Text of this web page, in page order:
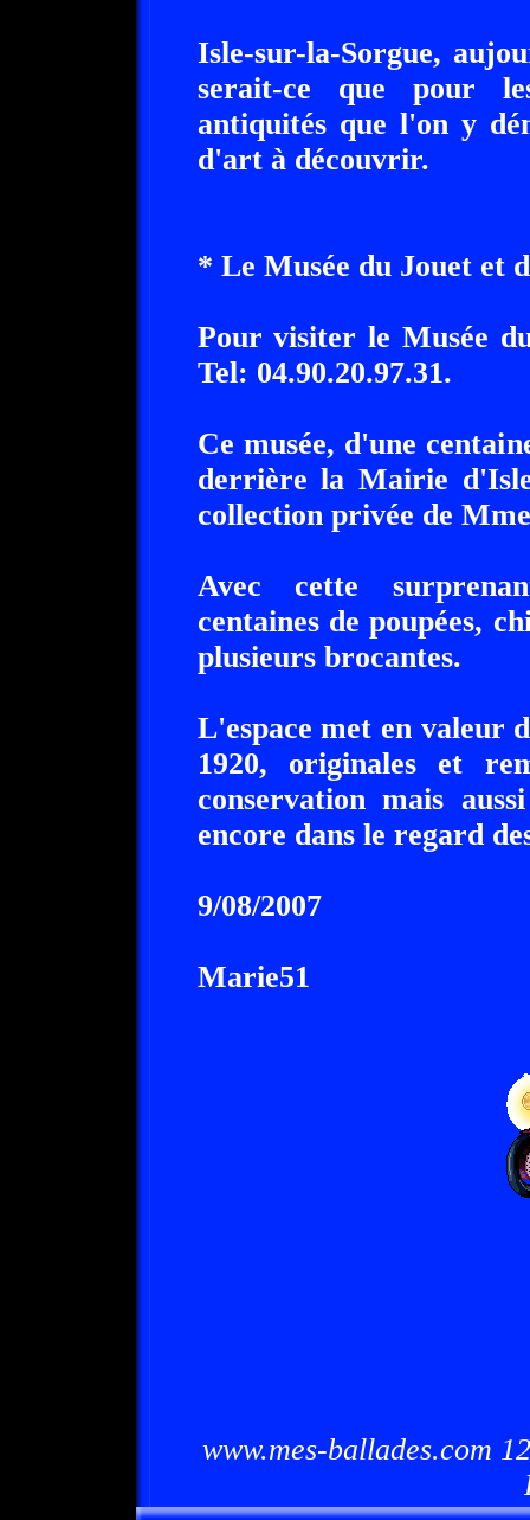
Isle-sur-la-Sorgue,
serait-ce que pour
antiquités que l'on y
d'art à découvrir.
* Le Musée du Jouet et
Pour visiter le Musée
Tel: 04.90.20.97.31.
Ce musée, d'une
derrière la Mairie
collection privée de
Avec cette
centaines de poupées,
plusieurs brocantes.
L'espace met en valeur
1920, originales et
conservation mais
encore dans le regard
9/08/2007
Marie51
www.mes-ballades.com